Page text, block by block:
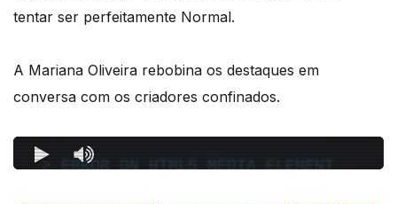
tentar ser perfeitamente Normal.
A Mariana Oliveira rebobina os destaques em
conversa com os criadores confinados.